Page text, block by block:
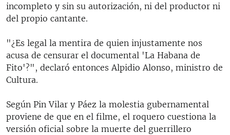
incompleto y sin su autorización, ni del productor ni
del propio cantante.
"¿Es legal la mentira de quien injustamente nos
acusa de censurar el documental 'La Habana de
Fito'?", declaró entonces Alpidio Alonso, ministro de
Cultura.
Según Pin Vilar y Páez la molestia gubernamental
proviene de que en el filme, el roquero cuestiona la
versión oficial sobre la muerte del guerrillero